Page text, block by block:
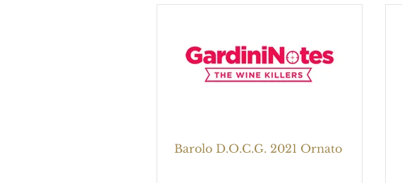
Barolo D.O.C.G. 2021 Ornato